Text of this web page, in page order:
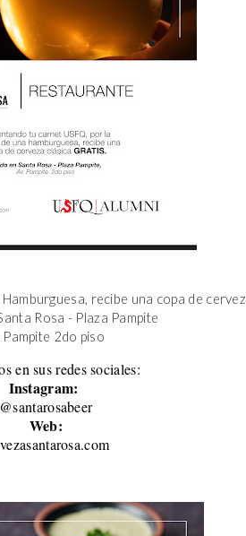
recibe una copa de
Rosa - Plaza Pampite
Pampite 2do piso
en sus redes sociales:
Instagram:
@santarosabeer
Web: